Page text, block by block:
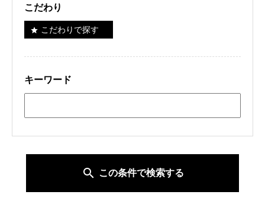
こだわり
star こだわりで探す
キーワード
search この条件で検索する